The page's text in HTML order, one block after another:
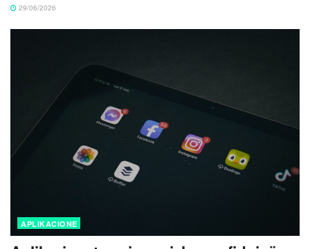
29/06/2026
APLIKACIONE